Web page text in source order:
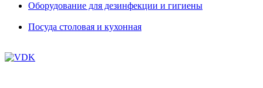
Оборудование для дезинфекции и гигиены
Посуда столовая и кухонная